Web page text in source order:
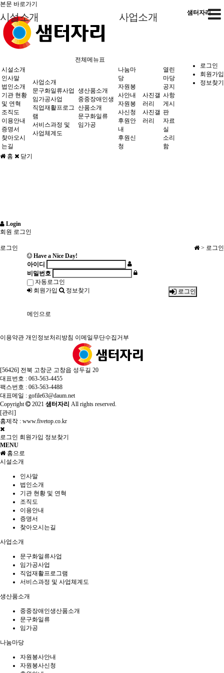
본문 바로가기
로그인
회원가입
정보찾기
샘터자리
시설소개
인사말
기관 현황 및 연혁
조직도
이용안내
증명서
찾아오시는길
사업소개
직업재활프로그램
서비스과정 및 사업체계도
중중장애인생산품소개
문구화일류
나눔마당
자원봉사안내
자원봉사신청
후원신청
사진갤러리
사진갤러리
공지사항
게시판
소리함
전체메뉴표
시설소개
인사말
법인소개
기관 현황
및 연혁
조직도
이용안내
증명서
찾아오시
는길
사업소개
문구화일류사업
임가공사업
직업재활프로그
램
서비스과정 및
사업체계도
생산품소개
중중장애인생
산품소개
문구화일류
임가공
나눔마
당
자원봉
사안내
자원봉
사신청
후원안
내
후원신
청
사진갤
러리
사진갤
러리
열린
마당
공지
사항
게시
판
자료
실
소리
함
홈
닫기
Login
회원 로그인
> 로그인
로그인
Have a Nice Day!
아이디
비밀번호
자동로그인
로그인
회원가입 정보찾기
메인으로
이용약관 개인정보처리방침 이메일무단수집거부
[56426] 전북 고창군 고창읍 성두길 20
대표번호 : 063-563-4455
팩스번호 : 063-563-4488
대표메일 : gofile63@daum.net
Copyright
2021 샘터자리 All rights reserved.
[관리 ]
홈제작 : www.fivetop.co.kr
로그인 회원가입 정보찾기
MENU
홈으로
시설소개
인사말
법인소개
기관 현황 및 연혁
조직도
이용안내
증명서
찾아오시는길
사업소개
문구화일류사업
임가공사업
직업재활프로그램
서비스과정 및 사업체계도
생산품소개
중중장애인생산품소개
문구화일류
임가공
나눔마당
자원봉사안내
자원봉사신청